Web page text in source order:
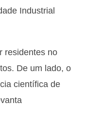
Industrial
residentes no
De um lado, o
científica de